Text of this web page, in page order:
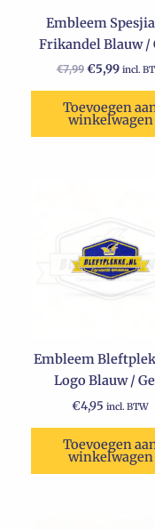
Embleem
Frikandel Blauw /
€7,99 €5,99 incl.
Toevoegen
winkelwagen
Embleem
Logo Blauw /
€4,95 incl. BTW
Toevoegen
winkelwagen